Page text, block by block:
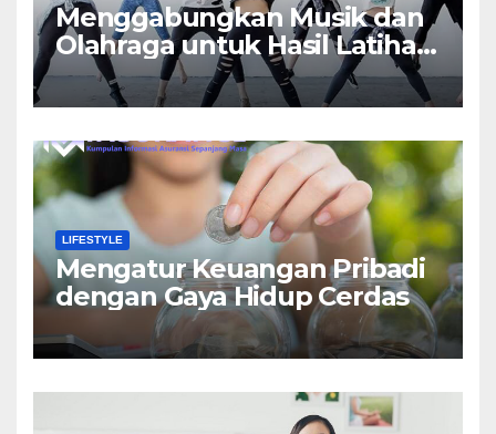
Menggabungkan Musik dan
Olahraga untuk Hasil Latihan
yang Maksimal
LIFESTYLE
Mengatur Keuangan Pribadi
dengan Gaya Hidup Cerdas